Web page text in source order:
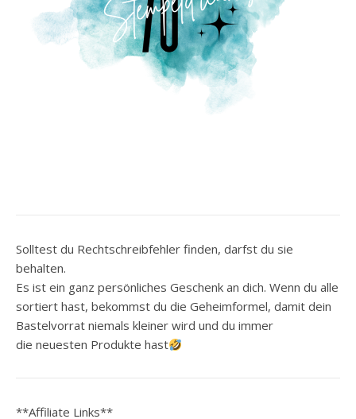
Solltest du Rechtschreibfehler finden, darfst du sie
behalten.
Es ist ein ganz persönliches Geschenk an dich. Wenn du alle
sortiert hast, bekommst du die Geheimformel, damit dein
Bastelvorrat niemals kleiner wird und du immer
die neuesten Produkte hast
**Affiliate Links**